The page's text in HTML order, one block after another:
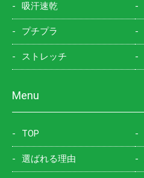
吸汗速乾
プチプラ
ストレッチ
Menu
TOP
選ばれる理由